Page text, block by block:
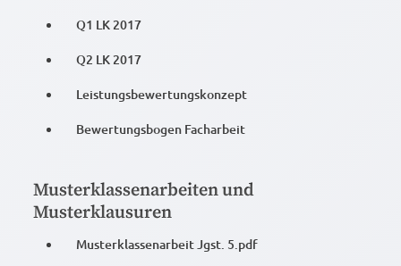
Q1 LK 2017
Q2 LK 2017
Leistungsbewertungskonzept
Bewertungsbogen Facharbeit
Musterklassenarbeiten und
Musterklausuren
Musterklassenarbeit Jgst. 5.pdf